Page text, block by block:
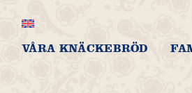
VÅRA KNÄCKEBRÖD